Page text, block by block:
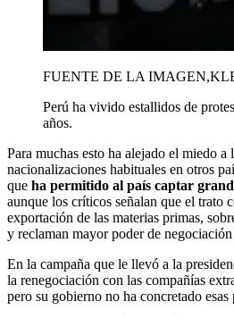
FUENTE DE LA IMAGEN,
Perú ha vivido estallidos de
años.
Para muchas esto ha alejado el miedo a
nacionalizaciones habituales en otros
que ha permitido al país captar
aunque los críticos señalan que el trato
exportación de las materias primas,
y reclaman mayor poder de
En la campaña que le llevó a la
la renegociación con las compañías
pero su gobierno no ha concretado esas